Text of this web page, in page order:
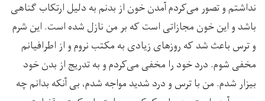
نداشتم و تصور می‌کردم آمدن خون از بدنم به دلیل ارتکاب گناهی
باشد و این خون مجازاتی است که بر من نازل شده است. این شرم
و ترس باعث شد که روزهای زیادی به مکتب نروم و از اطرافیانم
مخفی شوم. درد خود را مخفی می‌کردم و به تدریج از بدن خود
بیزار شدم. من با ترس و درد شدید مواجه شدم، بی آنکه بدانم چه